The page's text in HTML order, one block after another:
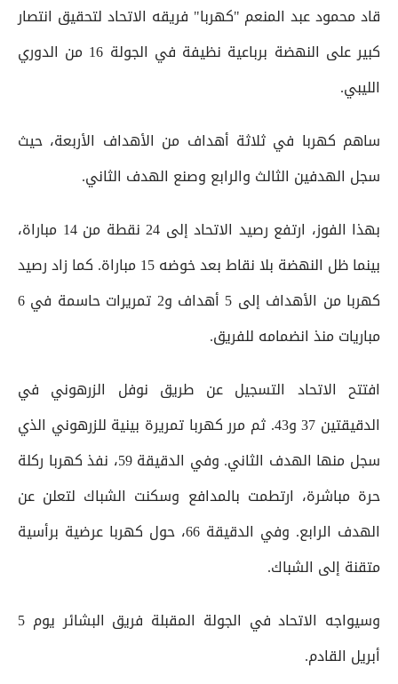
قاد محمود عبد المنعم "كهربا" فريقه الاتحاد لتحقيق انتصار
كبير على النهضة برباعية نظيفة في الجولة 16 من الدوري
الليبي.
ساهم كهربا في ثلاثة أهداف من الأهداف الأربعة، حيث
سجل الهدفين الثالث والرابع وصنع الهدف الثاني.
بهذا الفوز، ارتفع رصيد الاتحاد إلى 24 نقطة من 14 مباراة،
بينما ظل النهضة بلا نقاط بعد خوضه 15 مباراة. كما زاد رصيد
كهربا من الأهداف إلى 5 أهداف و2 تمريرات حاسمة في 6
مباريات منذ انضمامه للفريق.
افتتح الاتحاد التسجيل عن طريق نوفل الزرهوني في
الدقيقتين 37 و43. ثم مرر كهربا تمريرة بينية للزرهوني الذي
سجل منها الهدف الثاني. وفي الدقيقة 59، نفذ كهربا ركلة
حرة مباشرة، ارتطمت بالمدافع وسكنت الشباك لتعلن عن
الهدف الرابع. وفي الدقيقة 66، حول كهربا عرضية برأسية
متقنة إلى الشباك.
وسيواجه الاتحاد في الجولة المقبلة فريق البشائر يوم 5
أبريل القادم.